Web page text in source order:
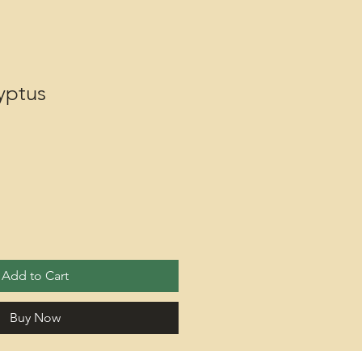
Add to Cart
Buy Now